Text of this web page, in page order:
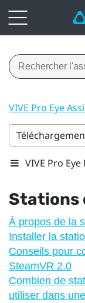
VIVE Pro Eye
VIVE Pro
Stations
À propos de la
Installer la
Conseils pour
SteamVR 2.0
Combien de
utiliser dans